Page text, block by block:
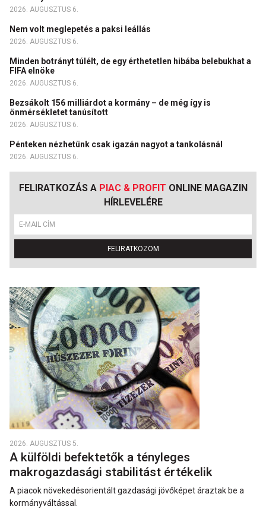
2026. AUGUSZTUS 6.
Nem volt meglepetés a paksi leállás
2026. AUGUSZTUS 6.
Minden botrányt túlélt, de egy érthetetlen hibába belebukhat a
FIFA elnöke
2026. AUGUSZTUS 6.
Bezsákolt 156 milliárdot a kormány – de még így is
önmérsékletet tanúsított
2026. AUGUSZTUS 6.
Pénteken nézhetünk csak igazán nagyot a tankolásnál
2026. AUGUSZTUS 6.
FELIRATKOZÁS A PIAC & PROFIT ONLINE MAGAZIN
HÍRLEVELÉRE
FELIRATKOZOM
2026. AUGUSZTUS 5.
A külföldi befektetők a tényleges
makrogazdasági stabilitást értékelik
A piacok növekedésorientált gazdasági jövőképet áraztak be a
kormányváltással.